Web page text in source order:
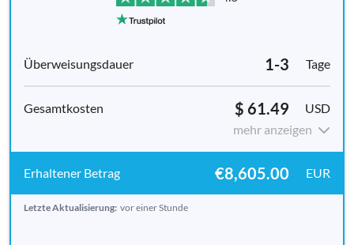
1-3 Tage
$ 61.49
USD
mehr anzeigen
€8,605.00 EUR
Letzte Aktualisierung: vor einer Stunde